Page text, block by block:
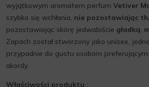
wyjątkowym aromatem perfum Vetiver
szybko się wchłania, nie pozostawiając
pozostawiając skórę jedwabiście gładką,
Zapach został stworzony jako unisex,
przypadnie do gustu osobom
akordy.
Właściwości produktu :